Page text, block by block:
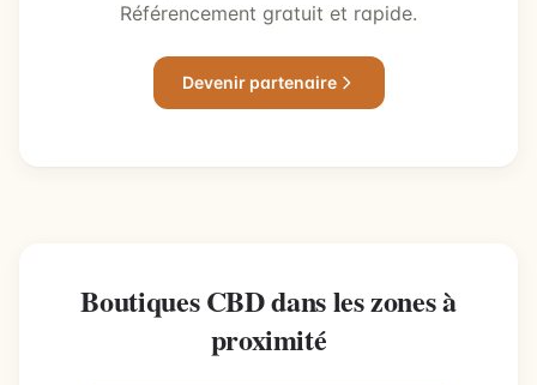
Référencement gratuit et rapide.
Devenir partenaire
Boutiques CBD dans les zones à
proximité